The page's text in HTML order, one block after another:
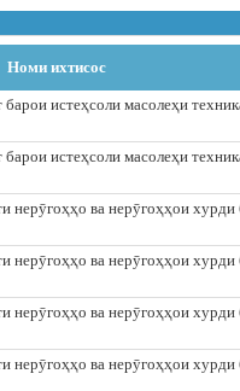
Номи ихтисос
истеҳсоли масолеҳи
истеҳсоли масолеҳи
нерӯгоҳҳо ва нерӯгоҳҳои хурди
нерӯгоҳҳо ва нерӯгоҳҳои хурди
нерӯгоҳҳо ва нерӯгоҳҳои хурди
нерӯгоҳҳо ва нерӯгоҳҳои хурди